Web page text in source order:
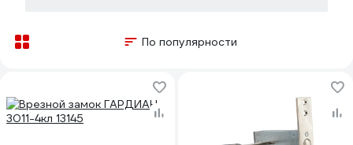
По популярности